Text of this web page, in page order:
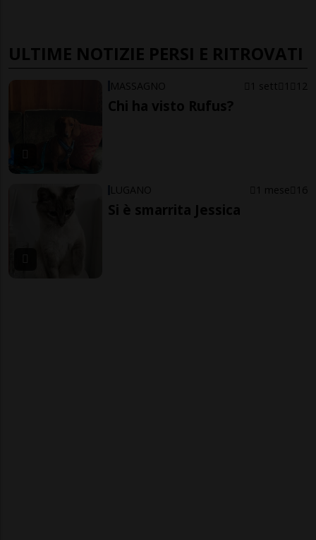
ULTIME NOTIZIE PERSI E RITROVATI
MASSAGNO 1 sett 1 12
Chi ha visto Rufus?
LUGANO 1 mese 16
Si è smarrita Jessica